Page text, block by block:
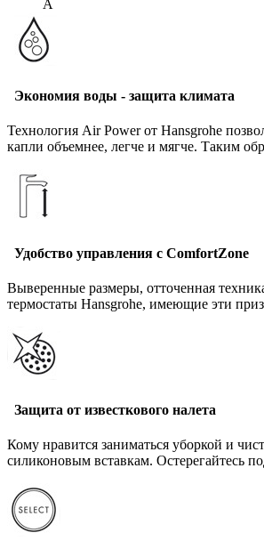
A
Экономия воды - защита климата
Технология Air Power от Hansgrohe
капли объемнее, легче и мягче. Таким
Удобство управления с ComfortZone
Выверенные размеры, отточенная
термостаты Hansgrohe, имеющие эти
Защита от известкового налета
Кому нравится заниматься уборкой и
силиконовым вставкам. Остерегайтесь